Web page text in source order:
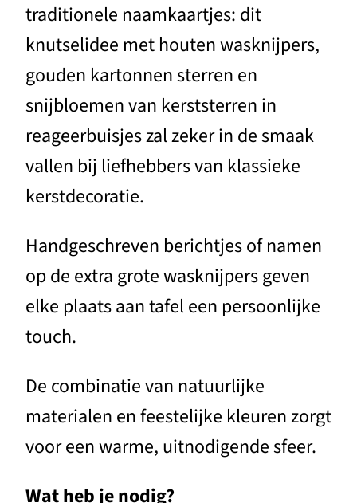
traditionele naamkaartjes: dit
knutselidee met houten wasknijpers,
gouden kartonnen sterren en
snijbloemen van kerststerren in
reageerbuisjes zal zeker in de smaak
vallen bij liefhebbers van klassieke
kerstdecoratie.
Handgeschreven berichtjes of namen
op de extra grote wasknijpers geven
elke plaats aan tafel een persoonlijke
touch.
De combinatie van natuurlijke
materialen en feestelijke kleuren zorgt
voor een warme, uitnodigende sfeer.
Wat heb je nodig?